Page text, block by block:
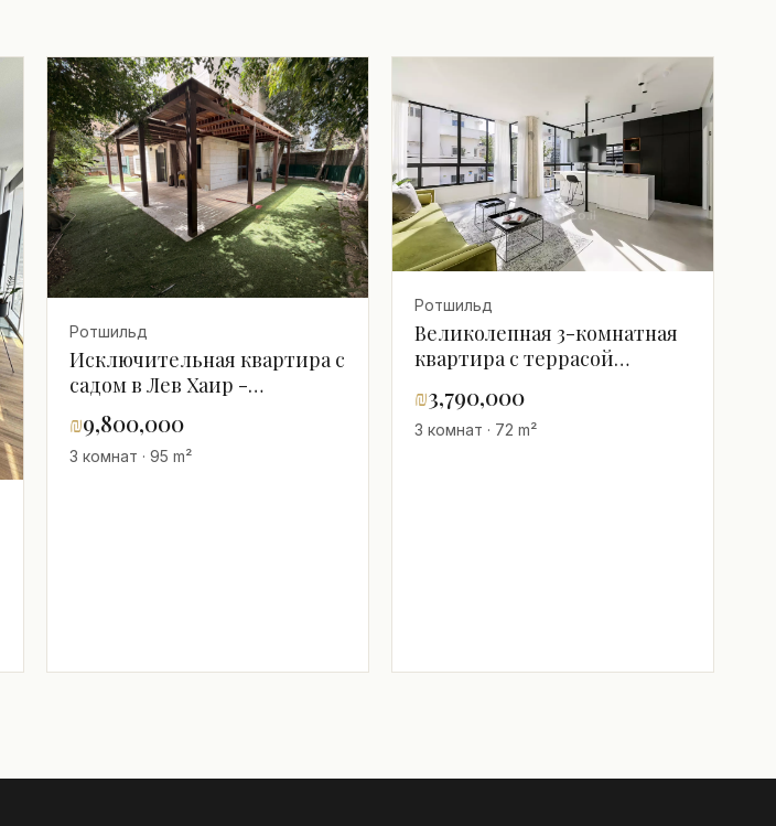
Ротшильд
Исключительная квартира с
садом в Лев Хаир -
Ротшильд
₪9,800,000
3 комнат · 95 m²
Ротшильд
Великолепная 3-комнатная
квартира с террасой
отремонтированная
₪3,790,000
3 комнат · 72 m²